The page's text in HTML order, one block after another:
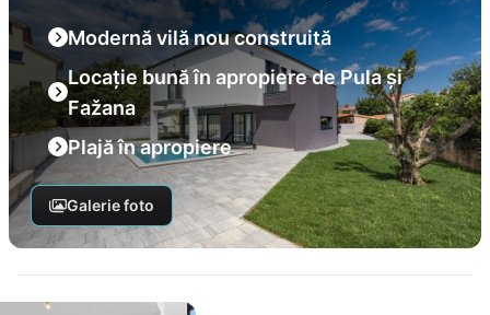
Modernă vilă nou construită
Locație bună în apropiere de Pula și
Fažana
Plajă în apropiere
Galerie foto